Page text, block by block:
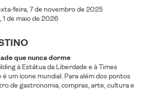
feira, 7 de novembro de 2025
1 de maio de 2026
que nunca dorme
à Estátua da Liberdade e à Times
é um ícone mundial. Para além dos pontos
de gastronomia, compras, arte, cultura e